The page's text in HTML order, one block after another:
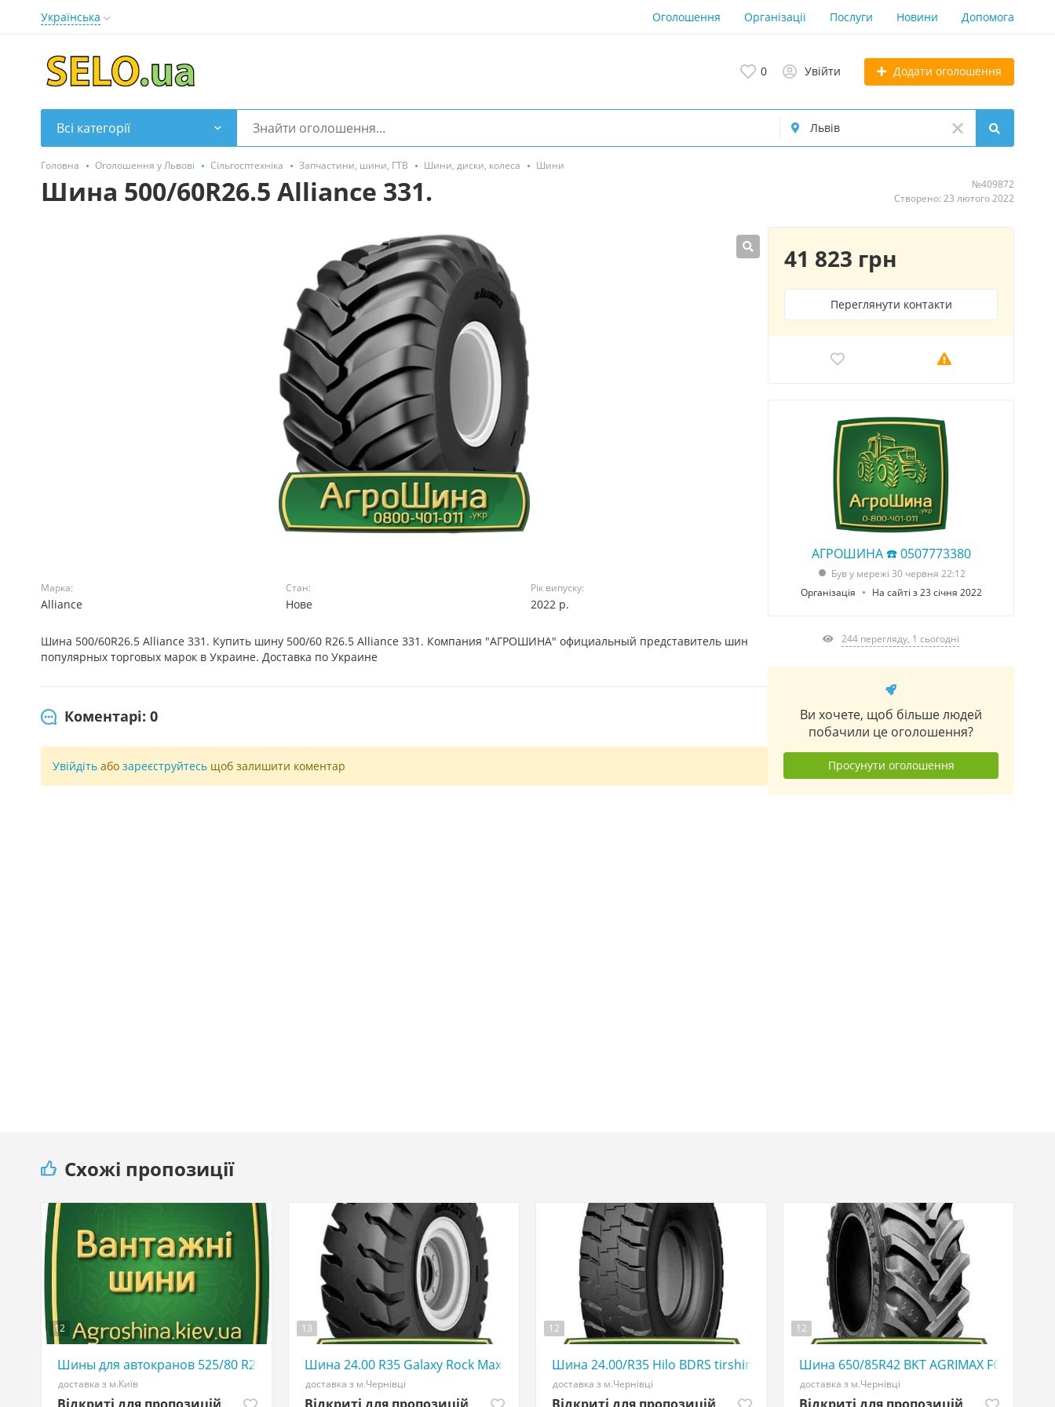
Українська Оголошення Організації Послуги Новини Допомога
0 Увійти Додати оголошення
Всі категорії
Головна Оголошення у Львові Сільгосптехніка Запчастини, шини, ГТВ Шини, диски, колеса Шини
Шина 500/60R26.5 Alliance 331.
№409872
Створено: 23 лютого 2022
Марка:
Alliance
Стан:
Нове
Рік випуску:
2022 р.
Шина 500/60R26.5 Alliance 331. Купить шину 500/60 R26.5 Alliance 331. Компания "АГРОШИНА" официальный представитель шин
популярных торговых марок в Украине. Доставка по Украине
Коментарі: 0
Увійдіть або зареєструйтесь щоб залишити коментар
41 823 грн
Переглянути контакти
АГРОШИНА ☎️ 0507773380
Був у мережі 30 червня 22:12
Організація
На сайті з 23 січня 2022
244 перегляду, 1 сьогодні
Ви хочете, щоб більше людей
побачили це оголошення?
Просунути оголошення
Схожі пропозиції
12
Шины для автокранов 525/80 R25 - АГРО ШИНА ☎️ 0507773380
доставка з м.Київ
13
Шина 24.00 R35 Galaxy Rock Max E4/L4 tirshina - АГРОШИНА ☎️ 0507773380
доставка з м.Чернівці
12
Шина 24.00/R35 Hilo BDRS tirshina - АГРОШИНА ☎️ 0507773380
доставка з м.Чернівці
12
Шина 650/85R42 BKT AGRIMAX FORCE
доставка з м.Чернівці